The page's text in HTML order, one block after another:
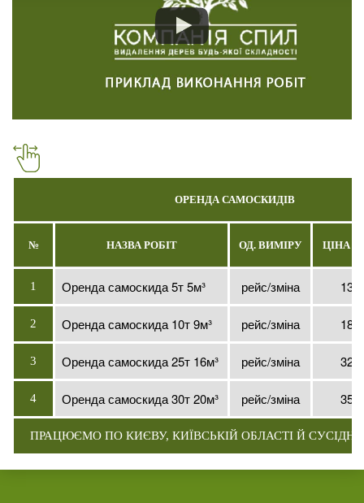
ОРЕНДА САМОСКИДІВ
№ НАЗВА РОБІТ ОД. ВИМІРУ ЦІНА
1 Оренда самоскида 5т 5м³ рейс/зміна
2 Оренда самоскида 10т 9м³ рейс/зміна
3 Оренда самоскида 25т 16м³ рейс/зміна
4 Оренда самоскида 30т 20м³ рейс/зміна
ПРАЦЮЄМО ПО КИЄВУ, КИЇВСЬКІЙ ОБЛАСТІ Й